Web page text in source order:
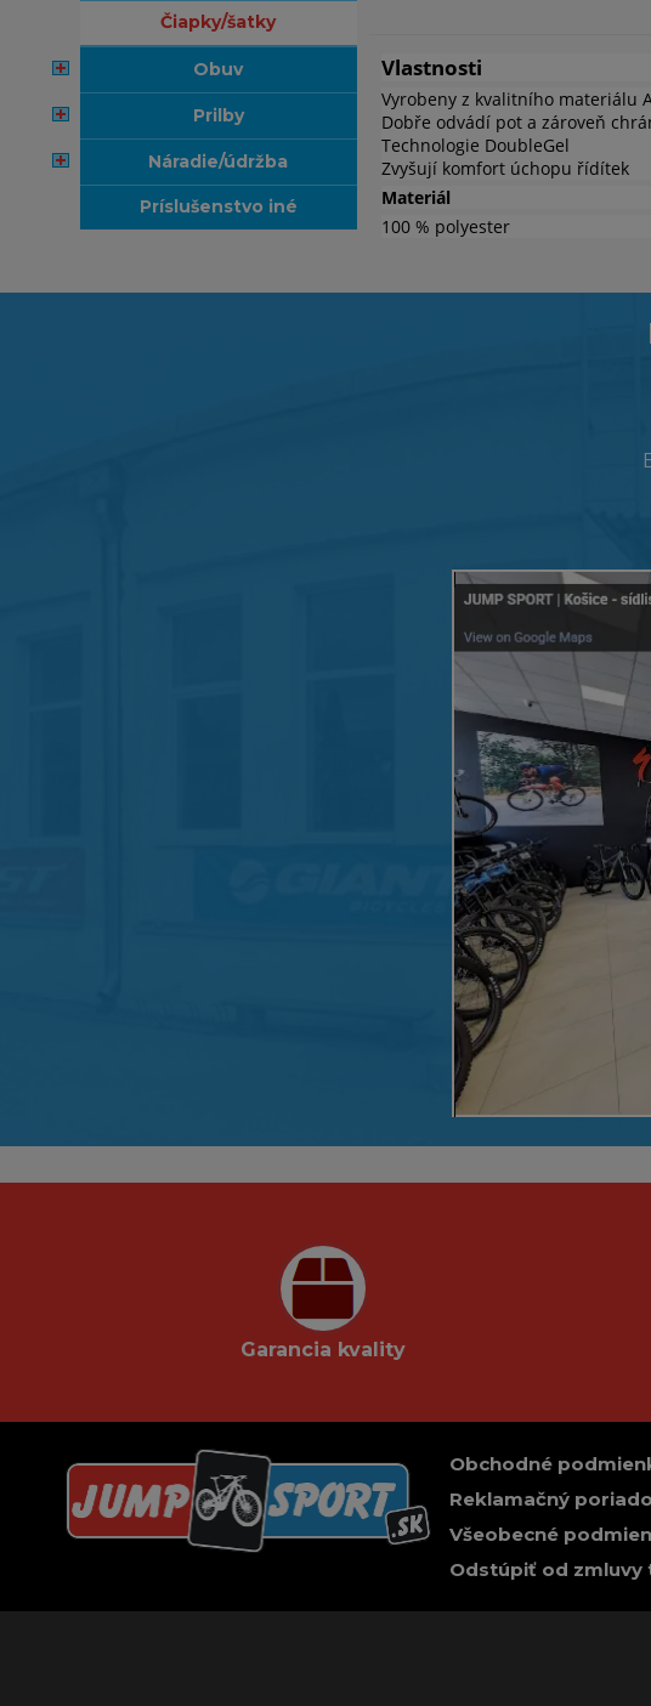
čiapky/šatky
obuv
prilby
náradie/údržba
príslušenstvo iné
Vlastnosti
Vyrobeny z kvalitního materiálu
Dobře odvádí pot a zároveň
Technologie DoubleGel
Zvyšují komfort úchopu řídítek
Materiál
100 % polyester
Garancia kvality
Obchodné
Reklamačný
Všeobecné
Odstúpiť od zmluvy